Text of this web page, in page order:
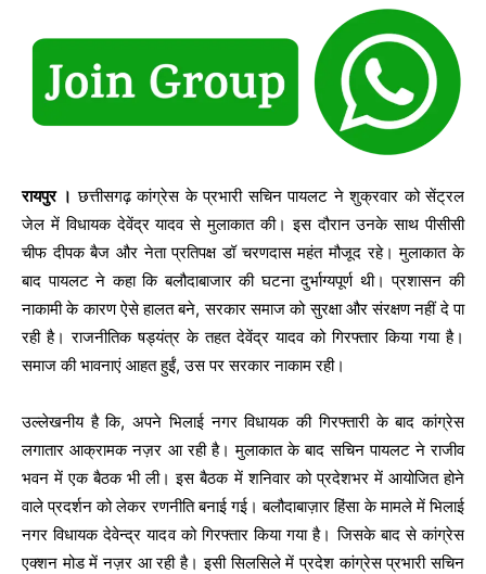
रायपुर । छत्तीसगढ़ कांग्रेस के प्रभारी सचिन पायलट ने शुक्रवार को सेंट्रल
जेल में विधायक देवेंद्र यादव से मुलाकात की। इस दौरान उनके साथ पीसीसी
चीफ दीपक बैज और नेता प्रतिपक्ष डॉ चरणदास महंत मौजूद रहे। मुलाकात के
बाद पायलट ने कहा कि बलौदाबाजार की घटना दुर्भाग्यपूर्ण थी। प्रशासन की
नाकामी के कारण ऐसे हालत बने, सरकार समाज को सुरक्षा और संरक्षण नहीं दे पा
रही है। राजनीतिक षड्यंत्र के तहत देवेंद्र यादव को गिरफ्तार किया गया है।
समाज की भावनाएं आहत हुईं, उस पर सरकार नाकाम रही।
उल्लेखनीय है कि, अपने भिलाई नगर विधायक की गिरफ्तारी के बाद कांग्रेस
लगातार आक्रामक नज़र आ रही है। मुलाकात के बाद सचिन पायलट ने राजीव
भवन में एक बैठक भी ली। इस बैठक में शनिवार को प्रदेशभर में आयोजित होने
वाले प्रदर्शन को लेकर रणनीति बनाई गई। बलौदाबाज़ार हिंसा के मामले में भिलाई
नगर विधायक देवेन्द्र यादव को गिरफ्तार किया गया है। जिसके बाद से कांग्रेस
एक्शन मोड में नज़र आ रही है। इसी सिलसिले में प्रदेश कांग्रेस प्रभारी सचिन